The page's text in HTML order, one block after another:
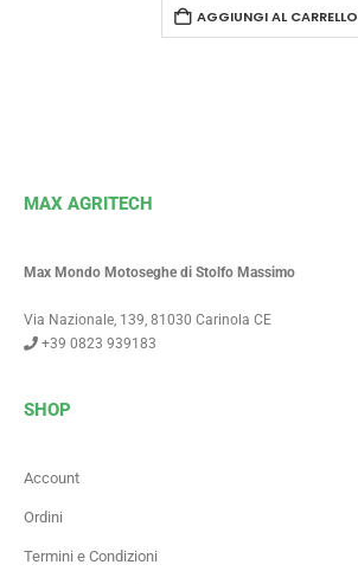
AGGIUNGI AL CARRELLO
MAX AGRITECH
Max Mondo Motoseghe di Stolfo Massimo
Via Nazionale, 139, 81030 Carinola CE
+39 0823 939183
SHOP
Account
Ordini
Termini e Condizioni